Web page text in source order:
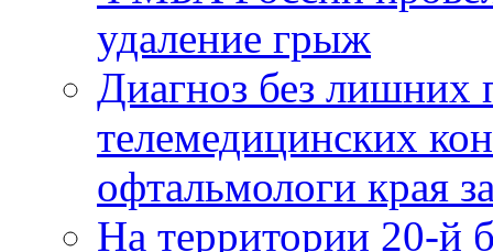
удаление грыж
Диагноз без лишних
телемедицинских
офтальмологи края
На территории 20-й